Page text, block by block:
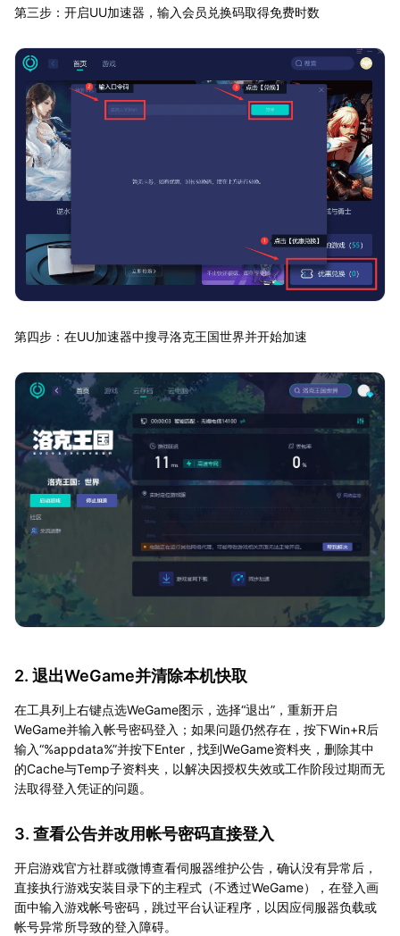
第三步：开启UU加速器，输入会员兑换码取得免费时数
第四步：在UU加速器中搜寻洛克王国世界并开始加速
2. 退出WeGame并清除本机快取
在工具列上右键点选WeGame图示，选择“退出”，重新开启
WeGame并输入帐号密码登入；如果问题仍然存在，按下Win+R后
输入“%appdata%”并按下Enter，找到WeGame资料夹，删除其中
的Cache与Temp子资料夹，以解决因授权失效或工作阶段过期而无
法取得登入凭证的问题。
3. 查看公告并改用帐号密码直接登入
开启游戏官方社群或微博查看伺服器维护公告，确认没有异常后，
直接执行游戏安装目录下的主程式（不透过WeGame），在登入画
面中输入游戏帐号密码，跳过平台认证程序，以因应伺服器负载或
帐号异常所导致的登入障碍。